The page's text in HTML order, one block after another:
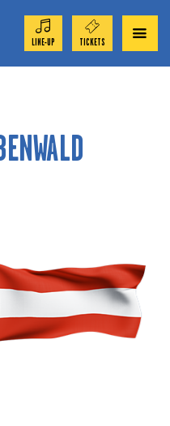
LINE-UP TICKETS